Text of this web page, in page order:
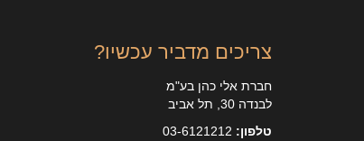
צריכים מדביר עכשיו?
חברת אלי כהן בע"מ
לבנדה 30, תל אביב
טלפון: